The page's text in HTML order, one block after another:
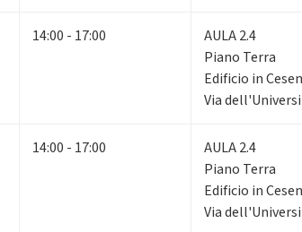
14:00 - 17:00
AULA 2.4
Piano Terra
Edificio in
Via
14:00 - 17:00
AULA 2.4
Piano Terra
Edificio in
Via